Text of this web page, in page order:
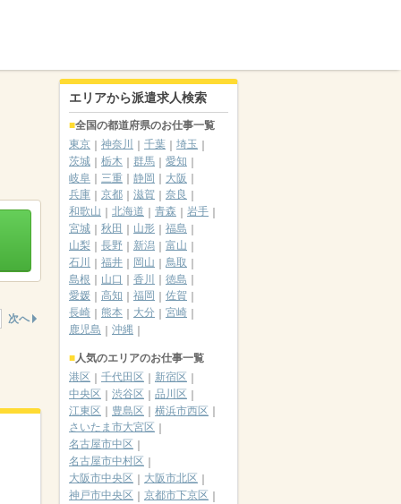
次へ
エリアから派遣求人検索
全国の都道府県のお仕事一覧
東京
神奈川 千葉
埼玉
茨城
栃木 群馬
愛知
岐阜
三重 静岡
大阪
兵庫
京都 滋賀
奈良
和歌山
北海道 青森
岩手
宮城
秋田 山形
福島
山梨
長野 新潟
富山
石川
福井 岡山
鳥取
島根
山口 香川
徳島
愛媛
高知 福岡
佐賀
長崎
熊本 大分
宮崎
鹿児島
沖縄
人気のエリアのお仕事一覧
港区
千代田区
新宿区
中央区
渋谷区
品川区
江東区
豊島区
横浜市西区
さいたま市大宮区
名古屋市中区
名古屋市中村区
大阪市中央区
大阪市北区
神戸市中央区
京都市下京区